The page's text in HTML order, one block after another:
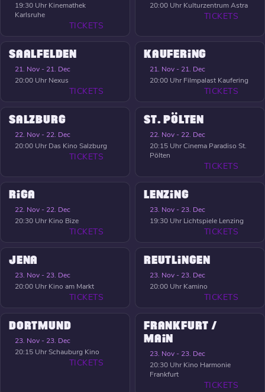
19:30 Uhr Kinemathek
Karlsruhe
TICKETS
20:00 Uhr Kulturzentrum Astra
TICKETS
SAALFELDEN
21. Nov - 21. Dec
20:00 Uhr Nexus
TICKETS
KAUFERING
21. Nov - 21. Dec
20:00 Uhr Filmpalast Kaufering
TICKETS
SALZBURG
22. Nov - 22. Dec
20:00 Uhr Das Kino Salzburg
TICKETS
ST. PÖLTEN
22. Nov - 22. Dec
20:15 UhrCinema Paradiso St.
Pölten
TICKETS
RIGA
22. Nov - 22. Dec
20:30 Uhr Kino Bize
TICKETS
LENZING
23. Nov - 23. Dec
19:30 Uhr Lichtspiele Lenzing
TICKETS
JENA
23. Nov - 23. Dec
20:00 Uhr Kino am Markt
TICKETS
REUTLINGEN
23. Nov - 23. Dec
20:00 Uhr Kamino
TICKETS
DORTMUND
23. Nov - 23. Dec
20:15 UhrSchauburg Kino
TICKETS
FRANKFURT /
MAIN
23. Nov - 23. Dec
20:30 Uhr Kino Harmonie
Frankfurt
TICKETS